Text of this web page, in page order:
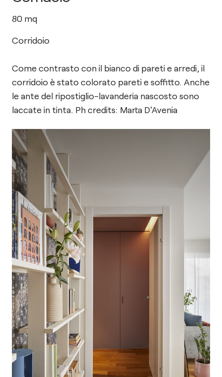
80 mq
Corridoio
Come contrasto con il bianco di pareti e arredi, il
corridoio è stato colorato pareti e soffitto. Anche
le ante del ripostiglio-lavanderia nascosto sono
laccate in tinta. Ph credits: Marta D'Avenia